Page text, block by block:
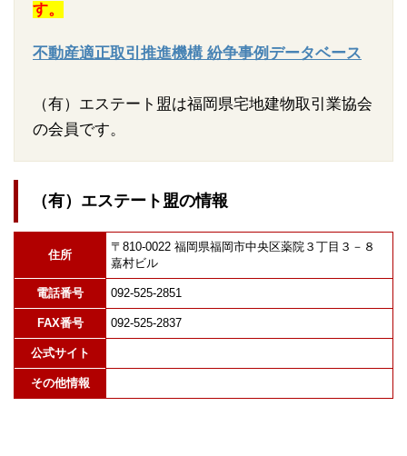
す。
不動産適正取引推進機構 紛争事例データベース
（有）エステート盟は福岡県宅地建物取引業協会
の会員です。
（有）エステート盟の情報
住所
〒810-0022 福岡県福岡市中央区薬院３丁目３－８
嘉村ビル
電話番号 092-525-2851
FAX番号 092-525-2837
公式サイト
その他情報